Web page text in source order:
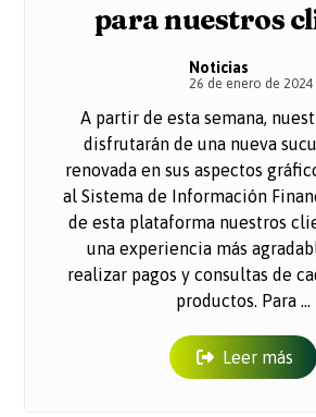
para nuestros
Noticias
26 de enero de 2024
A partir de esta semana,
disfrutarán de una nueva
renovada en sus aspectos
al Sistema de Información
de esta plataforma nuestros
una experiencia más
realizar pagos y consultas de
productos. Para ...
Leer más